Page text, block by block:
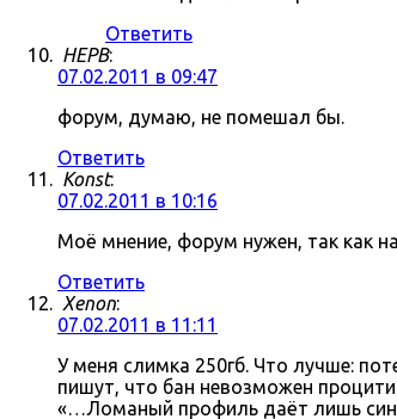
Ответить
HEPB:
07.02.2011 в 09:47
форум, думаю, не помешал бы.
Ответить
Konst:
07.02.2011 в 10:16
Моё мнение, форум нужен, так как
Ответить
Xenon:
07.02.2011 в 11:11
У меня слимка 250гб. Что лучше:
пишут, что бан невозможен
«…Ломаный профиль даёт лишь